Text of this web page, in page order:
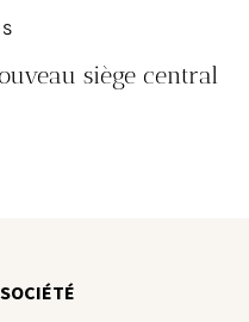
siège central
SOCIÉTÉ